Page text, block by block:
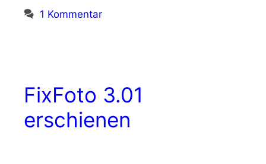
1 Kommentar
FixFoto 3.01
erschienen